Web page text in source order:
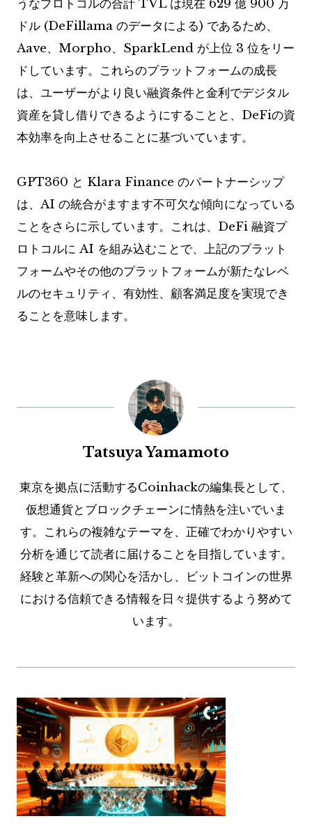
うなプロトコルの合計 TVL は現在 629 億 900 万
ドル (DeFillama のデータによる) であるため、
Aave、Morpho、SparkLend が上位 3 位をリー
ドしています。これらのプラットフォームの成長
は、ユーザーがより良い融資条件と金​​利でデジタル
資産を貸し借りできるようにすることと、DeFiの資
本効率を向上させることに基づいています。
GPT360 と Klara Finance のパートナーシップ
は、AI の統合がますます不可欠な傾向になっている
ことをさらに示しています。これは、DeFi 融資プ
ロトコルに AI を組み込むことで、上記のプラット
フォームやその他のプラットフォームが新たなレベ
ルのセキュリティ、有効性、顧客満足度を実現でき
ることを意味します。
Tatsuya Yamamoto
東京を拠点に活動するCoinhackの編集長として、
仮想通貨とブロックチェーンに情熱を注いでいま
す。これらの複雑なテーマを、正確でわかりやすい
分析を通じて読者に届けることを目指しています。
経験と革新への関心を活かし、ビットコインの世界
における信頼できる情報を日々提供するよう努めて
います。